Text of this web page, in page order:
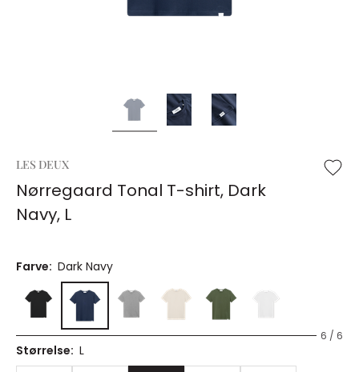
LES DEUX
Nørregaard Tonal T-shirt, Dark
Navy, L
Farve: Dark Navy
6 / 6
Størrelse: L